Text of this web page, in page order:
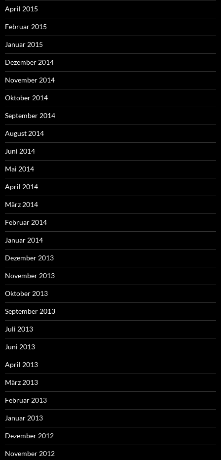
April 2015
Februar 2015
Januar 2015
Dezember 2014
November 2014
Oktober 2014
September 2014
August 2014
Juni 2014
Mai 2014
April 2014
März 2014
Februar 2014
Januar 2014
Dezember 2013
November 2013
Oktober 2013
September 2013
Juli 2013
Juni 2013
April 2013
März 2013
Februar 2013
Januar 2013
Dezember 2012
November 2012